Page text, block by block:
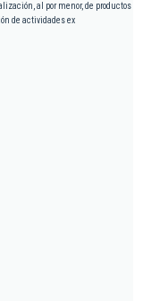
al por menor, de productos
de actividades ex